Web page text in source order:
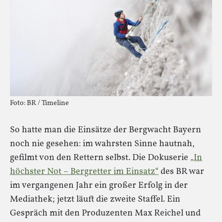
Foto: BR / Timeline
So hatte man die Einsätze der Bergwacht Bayern
noch nie gesehen: im wahrsten Sinne hautnah,
gefilmt von den Rettern selbst. Die Dokuserie „In
höchster Not – Bergretter im Einsatz“des BR war
im vergangenen Jahr ein großer Erfolg in der
Mediathek; jetzt läuft die zweite Staffel. Ein
Gespräch mit den Produzenten Max Reichel und